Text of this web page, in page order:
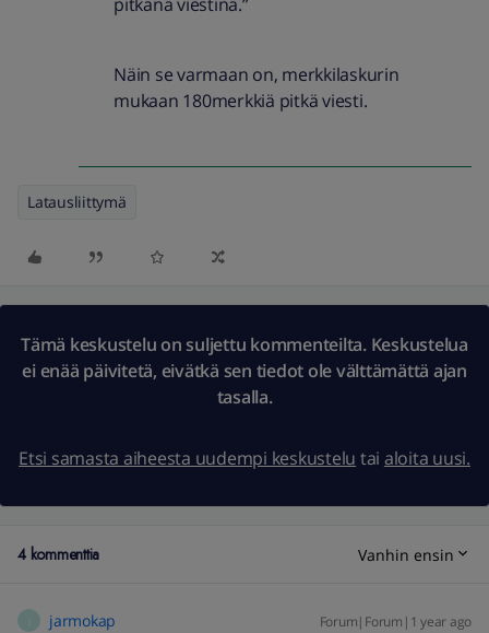
pitkänä viestinä.”
Näin se varmaan on, merkkilaskurin
mukaan 180merkkiä pitkä viesti.
Latausliittymä
Tämä keskustelu on suljettu kommenteilta. Keskustelua
ei enää päivitetä, eivätkä sen tiedot ole välttämättä ajan
tasalla.
Etsi samasta aiheesta uudempi keskustelu tai aloita uusi.
4 kommenttia Vanhin ensin
jarmokap Forum|Forum|1 year ago